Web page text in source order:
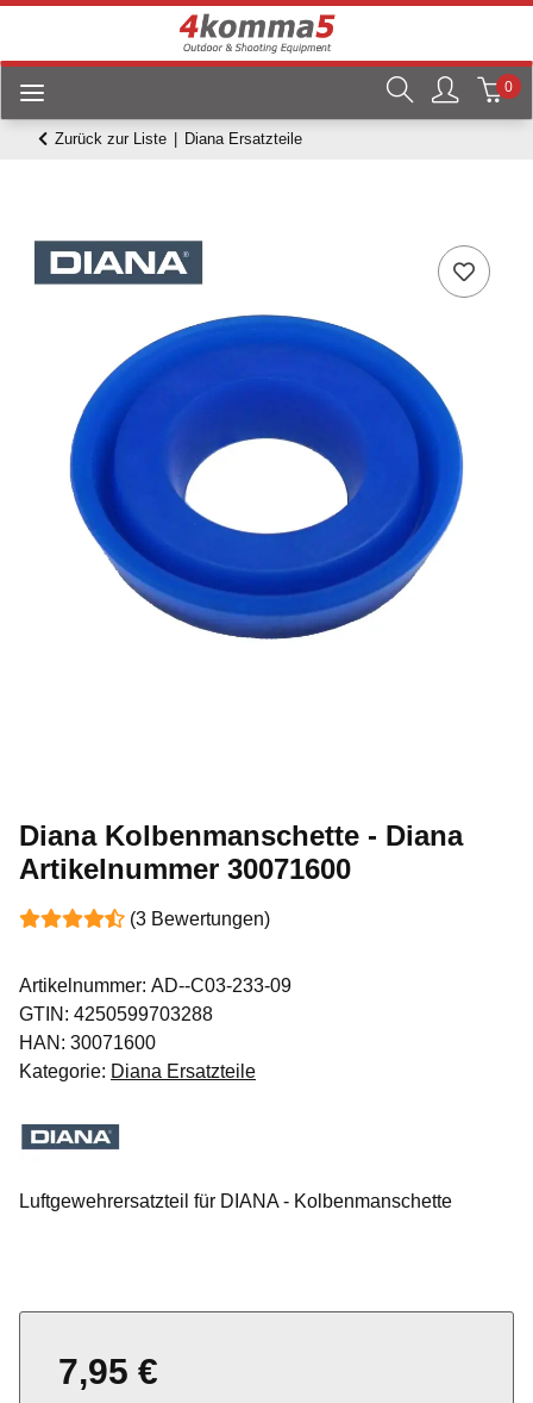
0
Zurück zur Liste Diana Ersatzteile
Diana Kolbenmanschette - Diana
Artikelnummer 30071600
(3 Bewertungen)
Artikelnummer: AD--C03-233-09
GTIN: 4250599703288
HAN: 30071600
Kategorie: Diana Ersatzteile
Luftgewehrersatzteil für DIANA - Kolbenmanschette
7,95 €